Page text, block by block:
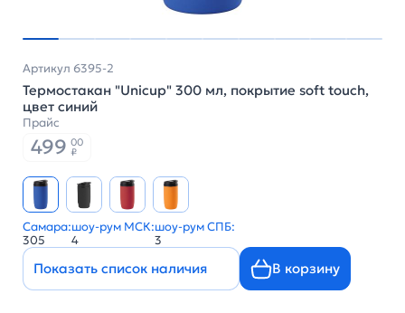
Артикул 6395-2
Термостакан "Unicup" 300 мл, покрытие soft touch,
цвет синий
Прайс
499 00
₽
Самара:
305
шоу-рум МСК:
4
шоу-рум СПБ:
3
Показать список наличия В корзину